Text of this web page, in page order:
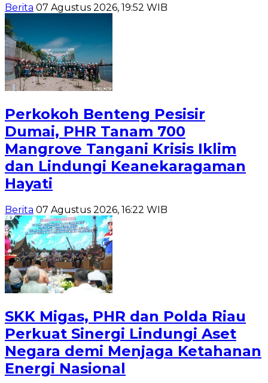
Berita 07 Agustus 2026, 19:52 WIB
Perkokoh Benteng Pesisir
Dumai, PHR Tanam 700
Mangrove Tangani Krisis Iklim
dan Lindungi Keanekaragaman
Hayati
Berita 07 Agustus 2026, 16:22 WIB
SKK Migas, PHR dan Polda Riau
Perkuat Sinergi Lindungi Aset
Negara demi Menjaga Ketahanan
Energi Nasional